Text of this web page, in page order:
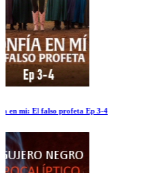
A Vista de Pajaro Europa